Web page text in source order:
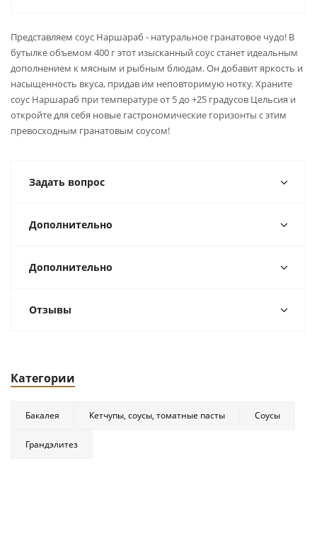
Представляем соус Наршараб - натуральное гранатовое чудо! В
бутылке объемом 400 г этот изысканный соус станет идеальным
дополнением к мясным и рыбным блюдам. Он добавит яркость и
насыщенность вкуса, придав им неповторимую нотку. Храните
соус Наршараб при температуре от 5 до +25 градусов Цельсия и
откройте для себя новые гастрономические горизонты с этим
превосходным гранатовым соусом!
Задать вопрос
Дополнительно
Дополнительно
Отзывы
Категории
Бакалея Кетчупы, соусы, томатные пасты Соусы
Грандэлитез